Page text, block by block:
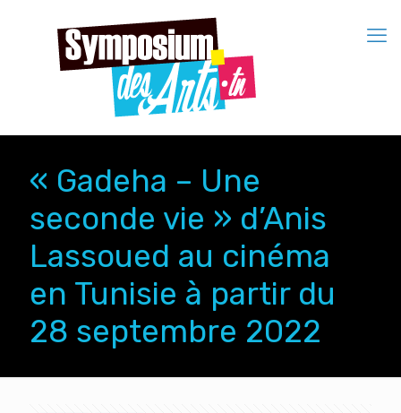
« Gadeha – Une
seconde vie » d’Anis
Lassoued au cinéma
en Tunisie à partir du
28 septembre 2022